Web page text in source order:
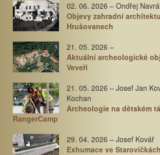
02. 06. 2026 – Ondřej
Objevy zahradní
Hrušovanech
21. 05. 2026 –
Aktuální archeologické
Veveří
21. 05. 2026 – Josef Jan
Kochan
Archeologie na dětském
RangerCamp
29. 04. 2026 – Josef Kovář
Exhumace ve Starovičkách